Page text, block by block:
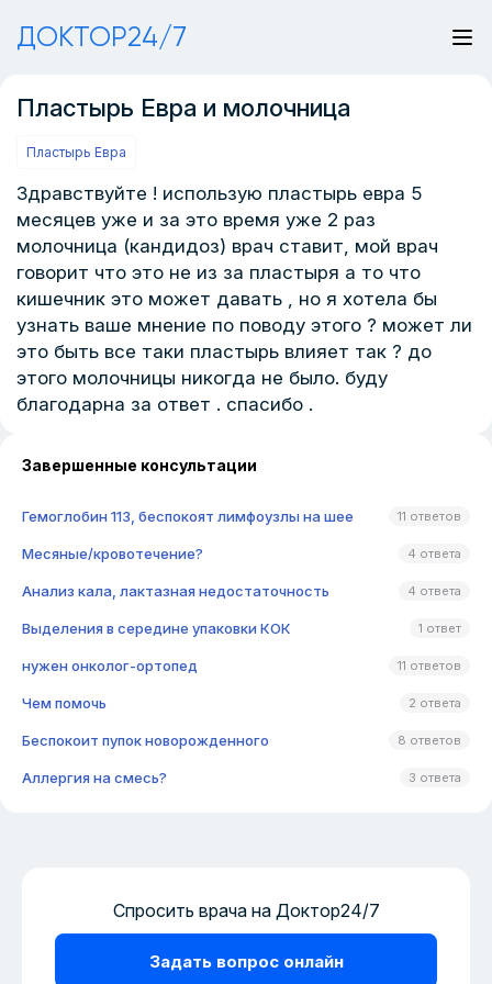
ДОКТОР24/7
Пластырь Евра и молочница
Пластырь Евра
Здравствуйте ! использую пластырь евра 5
месяцев уже и за это время уже 2 раз
молочница (кандидоз) врач ставит, мой врач
говорит что это не из за пластыря а то что
кишечник это может давать , но я хотела бы
узнать ваше мнение по поводу этого ? может ли
это быть все таки пластырь влияет так ? до
этого молочницы никогда не было. буду
благодарна за ответ . спасибо .
Завершенные консультации
Гемоглобин 113, беспокоят лимфоузлы на шее 11 ответов
Месяные/кровотечение? 4 ответа
Анализ кала, лактазная недостаточность 4 ответа
Выделения в середине упаковки КОК 1 ответ
нужен онколог-ортопед 11 ответов
Чем помочь 2 ответа
Беспокоит пупок новорожденного 8 ответов
Аллергия на смесь? 3 ответа
Спросить врача на Доктор24/7
Задать вопрос онлайн